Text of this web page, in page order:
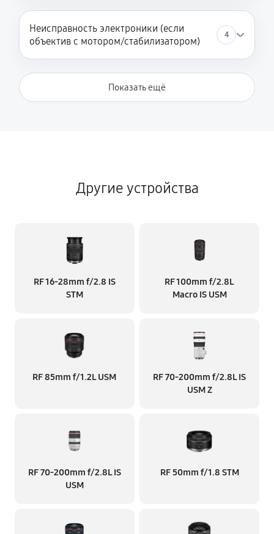
Неисправность электроники (если
объектив с мотором/стабилизатором)
4
Показать ещё
Другие устройства
RF 16‑28mm f/2.8 IS
STM
RF 100mm f/2.8L
Macro IS USM
RF 85mm f/1.2L USM
RF 70‑200mm f/2.8L IS
USM Z
RF 70‑200mm f/2.8L IS
USM
RF 50mm f/1.8 STM